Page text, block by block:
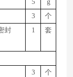
5
g
3
个
封
1 套
3
个